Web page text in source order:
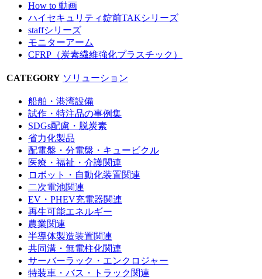
How to 動画
ハイセキュリティ錠前TAKシリーズ
staffシリーズ
モニターアーム
CFRP（炭素繊維強化プラスチック）
CATEGORY ソリューション
船舶・港湾設備
試作・特注品の事例集
SDGs配慮・脱炭素
省力化製品
配電盤・分電盤・キュービクル
医療・福祉・介護関連
ロボット・自動化装置関連
二次電池関連
EV・PHEV充電器関連
再生可能エネルギー
農業関連
半導体製造装置関連
共同溝・無電柱化関連
サーバーラック・エンクロジャー
特装車・バス・トラック関連